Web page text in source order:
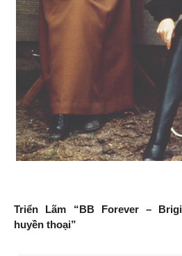
Triển Lãm “BB Forever –
huyền thoại”